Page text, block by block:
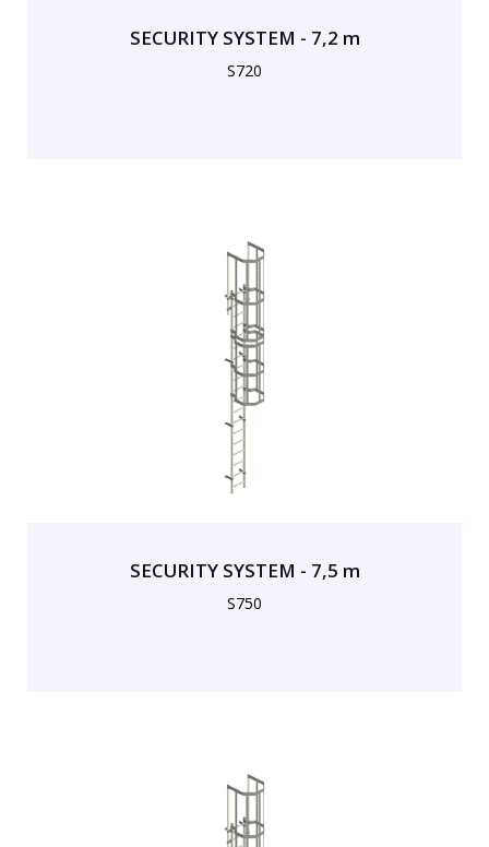
SECURITY SYSTEM - 7,2 m
S720
SECURITY SYSTEM - 7,5 m
S750